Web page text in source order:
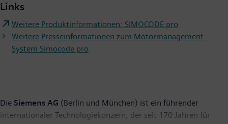
Links
Weitere Produktinformationen: SIMOCODE pro
Weitere Presseinformationen zum Motormanagement-
System Simocode pro
Die Siemens AG (Berlin und München) ist ein führender
internationaler Technologiekonzern, der seit 170 Jahren für